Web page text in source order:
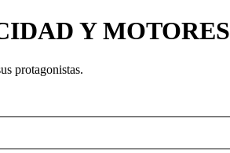
Y MOTORES
protagonistas.